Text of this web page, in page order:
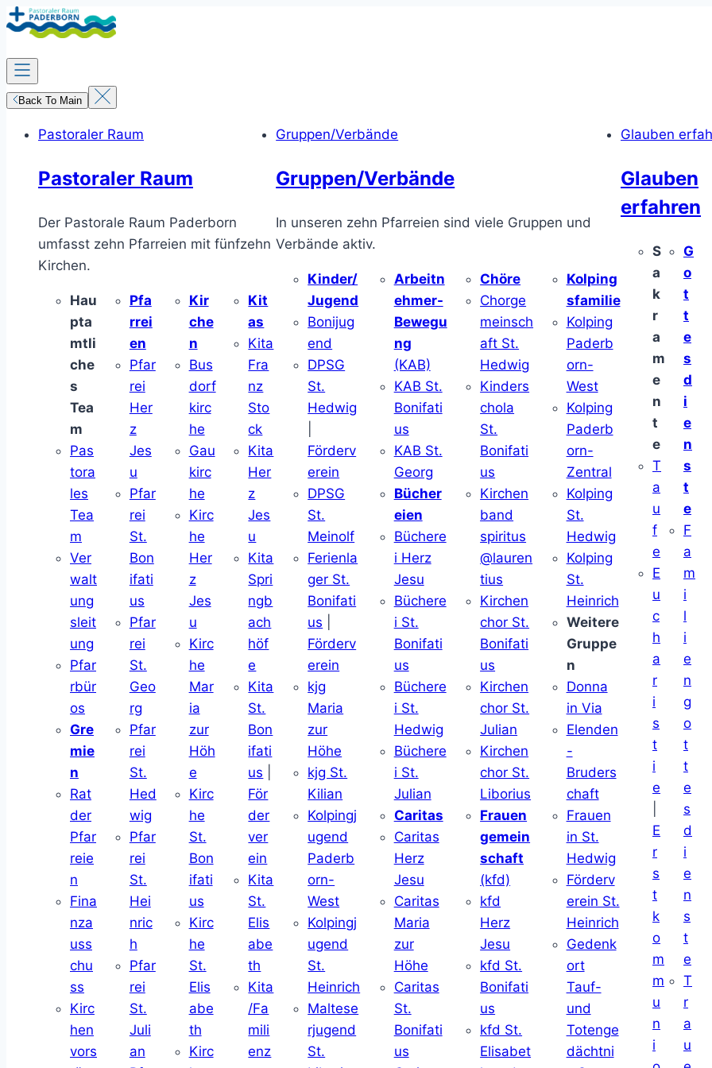
Zum
Inhalt
springen
Back To Main
Pastoraler Raum
Pastoraler Raum
Der Pastorale Raum Paderborn
umfasst zehn Pfarreien mit fünfzehn
Kirchen.
Hau
pta
mtli
che
s
Tea
m
Pas
tora
les
Tea
m
Ver
walt
ung
sleit
ung
Pfar
rbür
os
Gre
mie
n
Rat
der
Pfar
reie
n
Fina
nza
uss
chu
ss
Kirc
hen
vors
Pfa
rrei
en
Pfar
rei
Her
z
Jes
u
Pfar
rei
St.
Bon
ifati
us
Pfar
rei
St.
Geo
rg
Pfar
rei
St.
Hed
wig
Pfar
rei
St.
Hei
nric
h
Pfar
rei
St.
Juli
an
Kir
che
n
Bus
dorf
kirc
he
Gau
kirc
he
Kirc
he
Her
z
Jes
u
Kirc
he
Mar
ia
zur
Höh
e
Kirc
he
St.
Bon
ifati
us
Kirc
he
St.
Elis
abe
th
Kirc
Kit
as
Kita
Fra
nz
Sto
ck
Kita
Her
z
Jes
u
Kita
Spri
ngb
ach
höf
e
Kita
St.
Bon
ifati
us
För
der
ver
ein
Kita
St.
Elis
abe
th
Kita
/Fa
mili
enz
Gruppen/Verbände
Gruppen/Verbände
In unseren zehn Pfarreien sind viele Gruppen und
Verbände aktiv.
Kinder/
Jugend
Bonijug
end
DPSG
St.
Hedwig
Förderv
erein
DPSG
St.
Meinolf
Ferienla
ger St.
Bonifati
us
Förderv
erein
kjg
Maria
zur
Höhe
kjg St.
Kilian
Kolpingj
ugend
Paderb
orn-
West
Kolpingj
ugend
St.
Heinrich
Maltese
rjugend
St.
Arbeitn
ehmer-
Bewegu
ng
(KAB)
KAB St.
Bonifati
us
KAB St.
Georg
Bücher
eien
Büchere
i Herz
Jesu
Büchere
i St.
Bonifati
us
Büchere
i St.
Hedwig
Büchere
i St.
Julian
Caritas
Caritas
Herz
Jesu
Caritas
Maria
zur
Höhe
Caritas
St.
Bonifati
us
Chöre
Chorge
meinsch
aft St.
Hedwig
Kinders
chola
St.
Bonifati
us
Kirchen
band
spiritus
@lauren
tius
Kirchen
chor St.
Bonifati
us
Kirchen
chor St.
Julian
Kirchen
chor St.
Liborius
Frauen
gemein
schaft
(kfd)
kfd
Herz
Jesu
kfd St.
Bonifati
us
kfd St.
Elisabet
Kolping
sfamilie
Kolping
Paderb
orn-
West
Kolping
Paderb
orn-
Zentral
Kolping
St.
Hedwig
Kolping
St.
Heinrich
Weitere
Gruppe
n
Donna
in Via
Elenden
-
Bruders
chaft
Frauen
in St.
Hedwig
Förderv
erein St.
Heinrich
Gedenk
ort
Tauf-
und
Totenge
dächtni
Glauben
Glauben
erfahren
S
a
k
r
a
m
e
n
t
e
T
a
u
f
e
E
u
c
h
a
r
i
s
t
i
e
E
r
s
t
k
o
m
m
u
n
i
G
o
t
t
e
s
d
i
e
n
s
t
e
F
a
m
i
l
i
e
n
g
o
t
t
e
s
d
i
e
n
s
t
e
T
r
a
u